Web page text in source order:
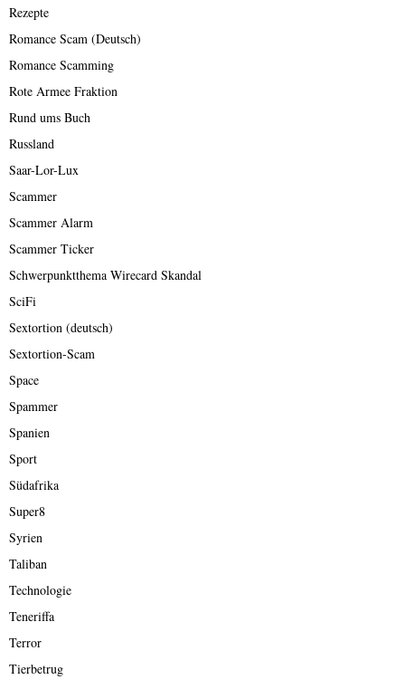
Rezepte
Romance Scam (Deutsch)
Romance Scamming
Rote Armee Fraktion
Rund ums Buch
Russland
Saar-Lor-Lux
Scammer
Scammer Alarm
Scammer Ticker
Schwerpunktthema Wirecard Skandal
SciFi
Sextortion (deutsch)
Sextortion-Scam
Space
Spammer
Spanien
Sport
Südafrika
Super8
Syrien
Taliban
Technologie
Teneriffa
Terror
Tierbetrug